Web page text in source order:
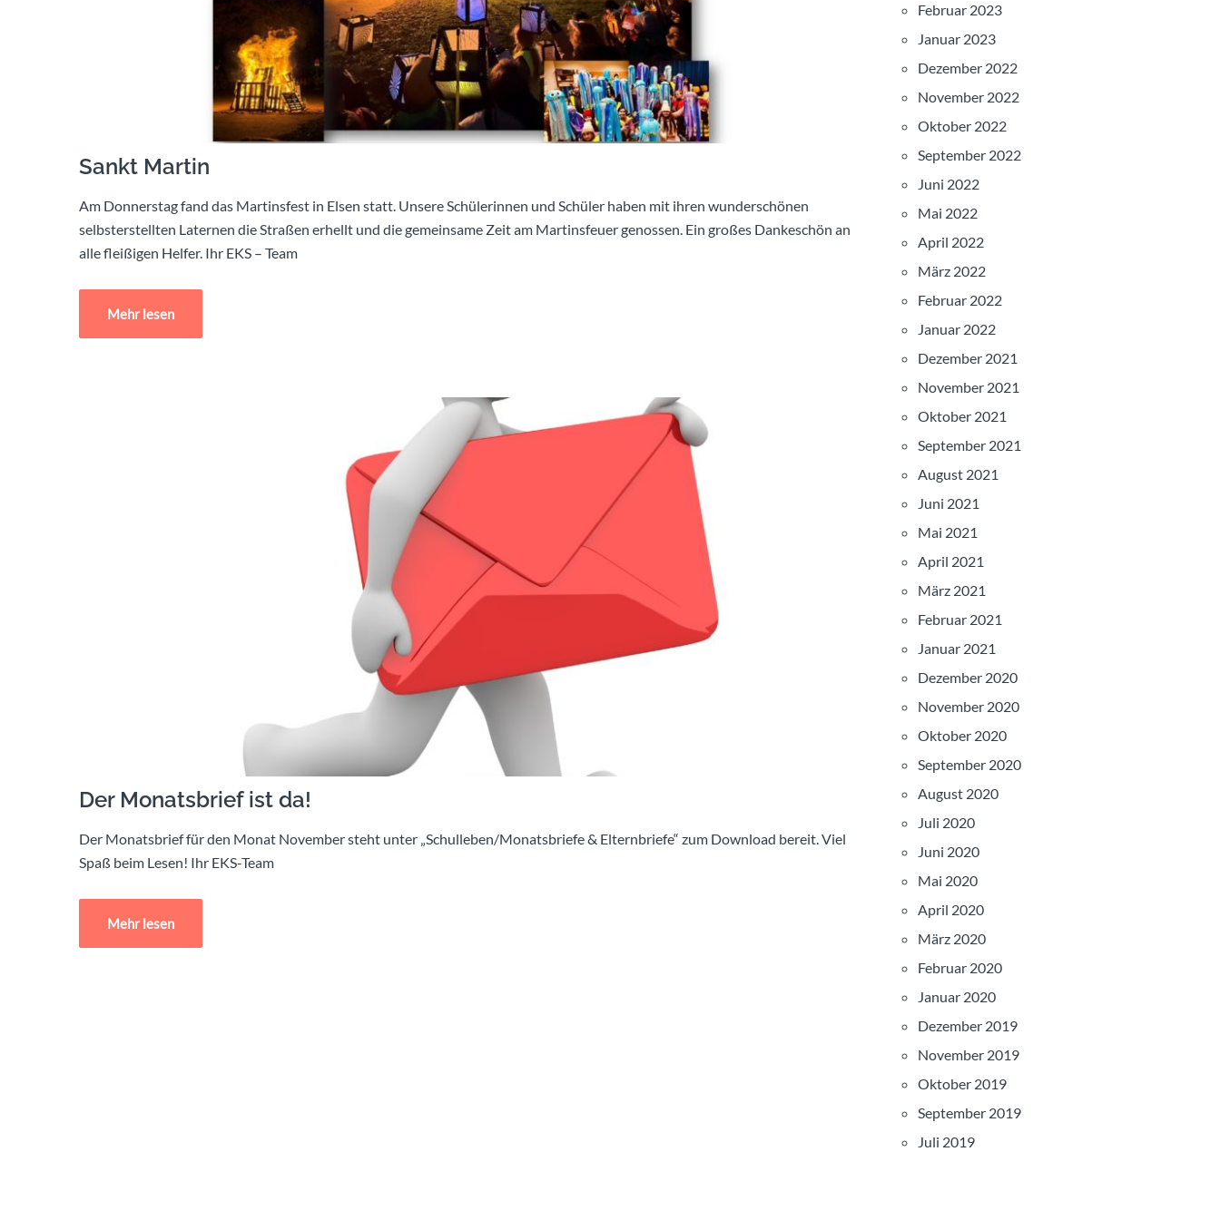
Sankt Martin
Am Donnerstag fand das Martinsfest in Elsen statt. Unsere Schülerinnen und Schüler haben mit ihren wunderschönen
selbsterstellten Laternen die Straßen erhellt und die gemeinsame Zeit am Martinsfeuer genossen. Ein großes Dankeschön an
alle fleißigen Helfer. Ihr EKS – Team
Mehr lesen
Der Monatsbrief ist da!
Der Monatsbrief für den Monat November steht unter „Schulleben/Monatsbriefe & Elternbriefe“ zum Download bereit. Viel
Spaß beim Lesen! Ihr EKS-Team
Mehr lesen
Februar 2023
Januar 2023
Dezember 2022
November 2022
Oktober 2022
September 2022
Juni 2022
Mai 2022
April 2022
März 2022
Februar 2022
Januar 2022
Dezember 2021
November 2021
Oktober 2021
September 2021
August 2021
Juni 2021
Mai 2021
April 2021
März 2021
Februar 2021
Januar 2021
Dezember 2020
November 2020
Oktober 2020
September 2020
August 2020
Juli 2020
Juni 2020
Mai 2020
April 2020
März 2020
Februar 2020
Januar 2020
Dezember 2019
November 2019
Oktober 2019
September 2019
Juli 2019